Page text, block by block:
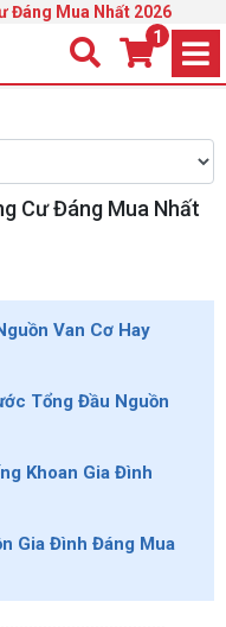
Đáng Mua Nhất 2026
1
Cư Đáng Mua Nhất
Van Cơ Hay
Tổng Đầu Nguồn
Khoan Gia Đình
Gia Đình Đáng Mua